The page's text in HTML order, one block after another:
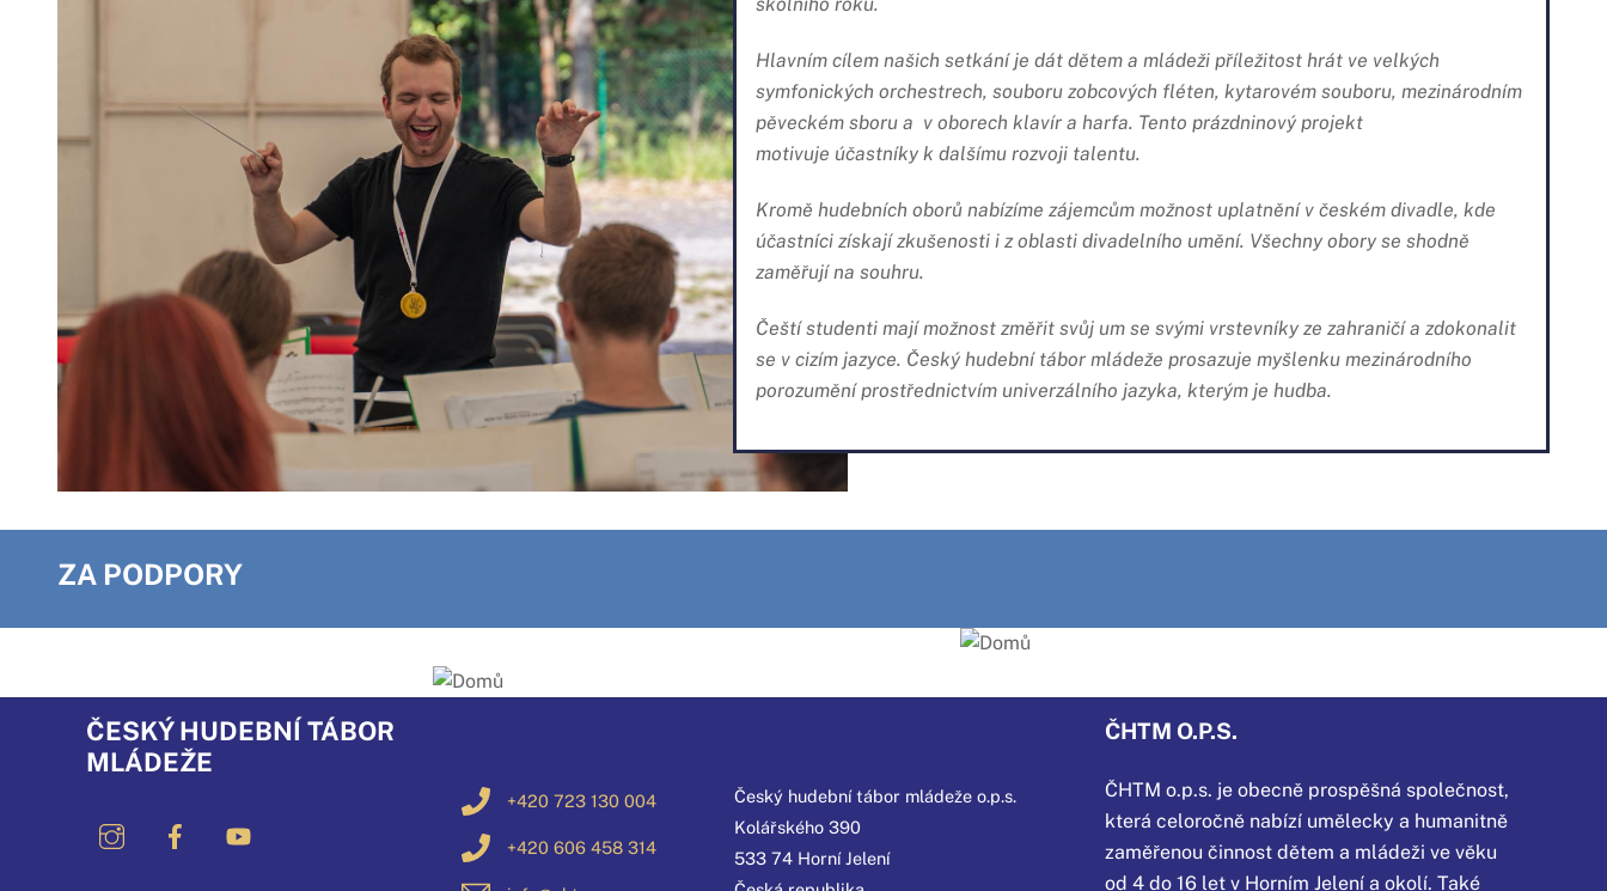
Hlavním cílem našich setkání je dát dětem a mládeži příležitost hrát ve velkých
symfonických orchestrech, souboru zobcových fléten, kytarovém souboru, mezinárodním
pěveckém sboru a v oborech klavír a harfa. Tento prázdninový projekt
motivuje účastníky k dalšímu rozvoji talentu.
Kromě hudebních oborů nabízíme zájemcům možnost uplatnění v českém divadle, kde
účastníci získají zkušenosti i z oblasti divadelního umění. Všechny obory se shodně
zaměřují na souhru.
Čeští studenti mají možnost změřit svůj um se svými vrstevníky ze zahraničí a zdokonalit
se v cizím jazyce. Český hudební tábor mládeže prosazuje myšlenku mezinárodního
porozumění prostřednictvím univerzálního jazyka, kterým je hudba.
ZA PODPORY
ČESKÝ HUDEBNÍ TÁBOR
MLÁDEŽE
+420 723 130 004
+420 606 458 314
Český hudební tábor mládeže o.p.s.
Kolářského 390
533 74 Horní Jelení
ČHTM O.P.S.
ČHTM o.p.s. je obecně prospěšná společnost,
která celoročně nabízí umělecky a humanitně
zaměřenou činnost dětem a mládeži ve věku
od 4 do 16 let v Horním Jelení a okolí. Také